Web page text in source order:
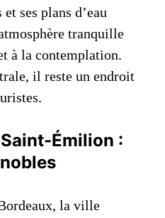
ses plans d’eau
tranquille
à la contemplation.
il reste un endroit
Émilion :
la ville